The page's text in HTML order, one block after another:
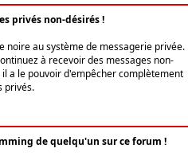
privés non-désirés !
noire au système de messagerie privée.
à recevoir des messages non-
a le pouvoir d'empêcher complètement
privés.
de quelqu'un sur ce forum !